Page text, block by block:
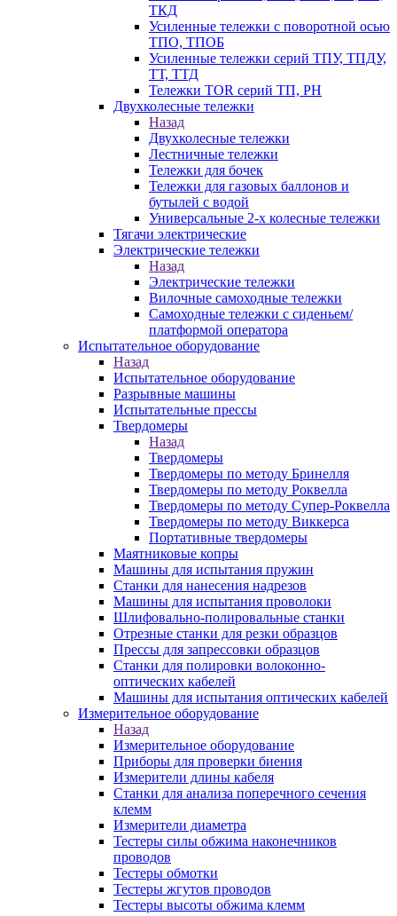
ТКД
Усиленные тележки с поворотной осью
ТПО, ТПОБ
Усиленные тележки серий ТПУ, ТПДУ,
ТТ, ТТД
Тележки TOR серий ТП, PH
Двухколесные тележки
Назад
Двухколесные тележки
Лестничные тележки
Тележки для бочек
Тележки для газовых баллонов и
бутылей с водой
Универсальные 2-х колесные тележки
Тягачи электрические
Электрические тележки
Назад
Электрические тележки
Вилочные самоходные тележки
Самоходные тележки с сиденьем/
платформой оператора
Испытательное оборудование
Назад
Испытательное оборудование
Разрывные машины
Испытательные прессы
Твердомеры
Назад
Твердомеры
Твердомеры по методу Бринелля
Твердомеры по методу Роквелла
Твердомеры по методу Супер-Роквелла
Твердомеры по методу Виккерса
Портативные твердомеры
Маятниковые копры
Машины для испытания пружин
Станки для нанесения надрезов
Машины для испытания проволоки
Шлифовально-полировальные станки
Отрезные станки для резки образцов
Прессы для запрессовки образцов
Станки для полировки волоконно-
оптических кабелей
Машины для испытания оптических кабелей
Измерительное оборудование
Назад
Измерительное оборудование
Приборы для проверки биения
Измерители длины кабеля
Станки для анализа поперечного сечения
клемм
Измерители диаметра
Тестеры силы обжима наконечников
проводов
Тестеры обмотки
Тестеры жгутов проводов
Тестеры высоты обжима клемм